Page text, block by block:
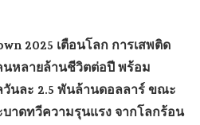
2025 เตือนโลก การเสพติด
หลายล้านชีวิตต่อปี พร้อม
นละ 2.5 พันล้านดอลลาร์ ขณะ
าดทวีความรุนแรง จากโลกร้อน